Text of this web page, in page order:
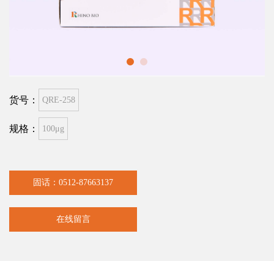
货号： QRE-258
规格： 100μg
固话：0512-87663137
在线留言